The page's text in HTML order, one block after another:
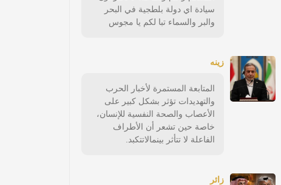
سيادة اي دولة بلطجية في البحر
والبر والسماء تبا لكم يا مجوس
زينه
المتابعة المستمرة لأخبار الحرب
والتهديدات تؤثر بشكل كبير على
الأعصاب والصحة النفسية للإنسان،
خاصة حين تشعر أن الأطراف
الفاعلة لا تتأثر بينمالاتتكبد.
زائر